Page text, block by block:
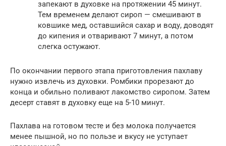
запекают в духовке на протяжении 45 минут.
Тем временем делают сироп — смешивают в
ковшике мед, оставшийся сахар и воду, доводят
до кипения и отваривают 7 минут, а потом
слегка остужают.
По окончании первого этапа приготовления пахлаву
нужно извлечь из духовки. Ромбики прорезают до
конца и обильно поливают лакомство сиропом. Затем
десерт ставят в духовку еще на 5-10 минут.
Пахлава на готовом тесте и без молока получается
менее пышной, но по пользе и вкусу не уступает